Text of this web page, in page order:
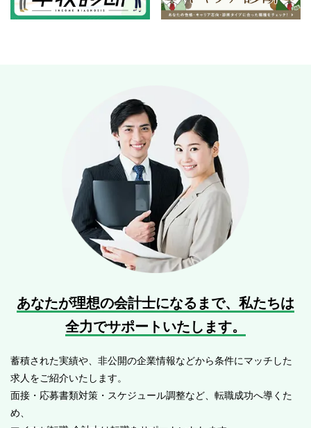
あなたが理想の会計士になるまで、 私たちは
全力でサポートいたします。
蓄積された実績や、非公開の企業情報などから条件にマッチした
求人をご紹介いたします。
面接・応募書類対策・スケジュール調整など、転職成功へ導くた
め、